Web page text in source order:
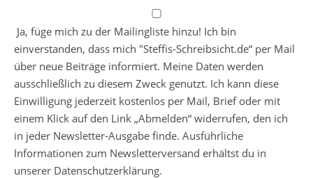
Ja, füge mich zu der Mailingliste hinzu! Ich bin
einverstanden, dass mich "Steffis-Schreibsicht.de“ per Mail
über neue Beiträge informiert. Meine Daten werden
ausschließlich zu diesem Zweck genutzt. Ich kann diese
Einwilligung jederzeit kostenlos per Mail, Brief oder mit
einem Klick auf den Link „Abmelden“ widerrufen, den ich
in jeder Newsletter-Ausgabe finde. Ausführliche
Informationen zum Newsletterversand erhältst du in
unserer Datenschutzerklärung.